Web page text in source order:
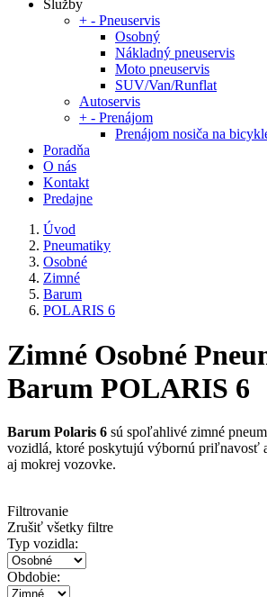
Služby
+ - Pneuservis
Osobný
Nákladný pneuservis
Moto pneuservis
SUV/Van/Runflat
Autoservis
+ - Prenájom
Prenájom nosiča na
Poradňa
O nás
Kontakt
Predajne
Úvod
Pneumatiky
Osobné
Zimné
Barum
POLARIS 6
Zimné Osobné
Barum POLARIS 6
Barum Polaris 6 sú spoľahlivé zimné
vozidlá, ktoré poskytujú výbornú priľnavosť
aj mokrej vozovke.
Filtrovanie
Zrušiť všetky filtre
Typ vozidla:
Obdobie: